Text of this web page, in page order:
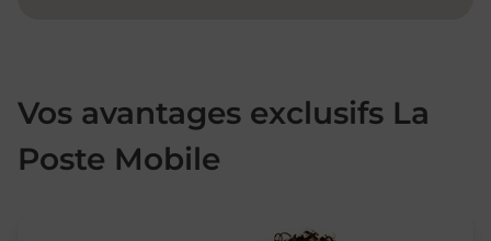
Vos avantages exclusifs La
Poste Mobile